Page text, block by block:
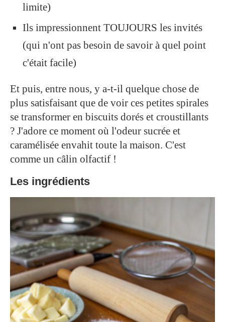
limite)
Ils impressionnent TOUJOURS les invités
(qui n'ont pas besoin de savoir à quel point
c'était facile)
Et puis, entre nous, y a-t-il quelque chose de
plus satisfaisant que de voir ces petites spirales
se transformer en biscuits dorés et croustillants
? J'adore ce moment où l'odeur sucrée et
caramélisée envahit toute la maison. C'est
comme un câlin olfactif !
Les ingrédients